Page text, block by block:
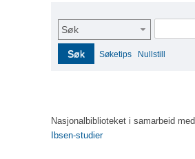
Søk
Søk Søketips Nullstill
Nasjonalbiblioteket i samarbeid med
Ibsen-studier